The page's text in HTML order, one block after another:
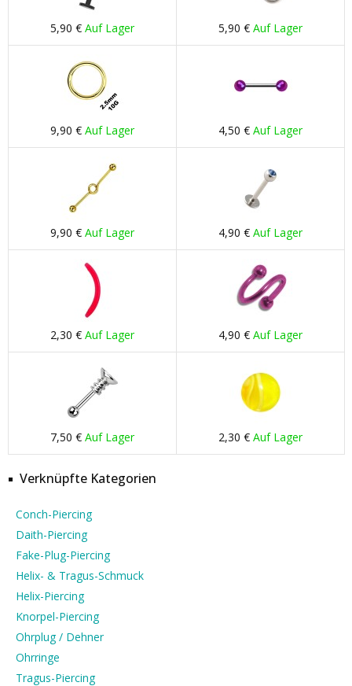
5,90 € Auf Lager 5,90 € Auf Lager
9,90 € Auf Lager 4,50 € Auf Lager
9,90 € Auf Lager 4,90 € Auf Lager
2,30 € Auf Lager 4,90 € Auf Lager
7,50 € Auf Lager 2,30 € Auf Lager
Verknüpfte Kategorien
Conch-Piercing
Daith-Piercing
Fake-Plug-Piercing
Helix- & Tragus-Schmuck
Helix-Piercing
Knorpel-Piercing
Ohrplug / Dehner
Ohrringe
Tragus-Piercing